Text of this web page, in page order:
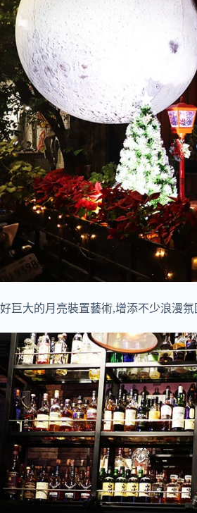
好巨大的月亮裝置藝術,增添不少浪漫